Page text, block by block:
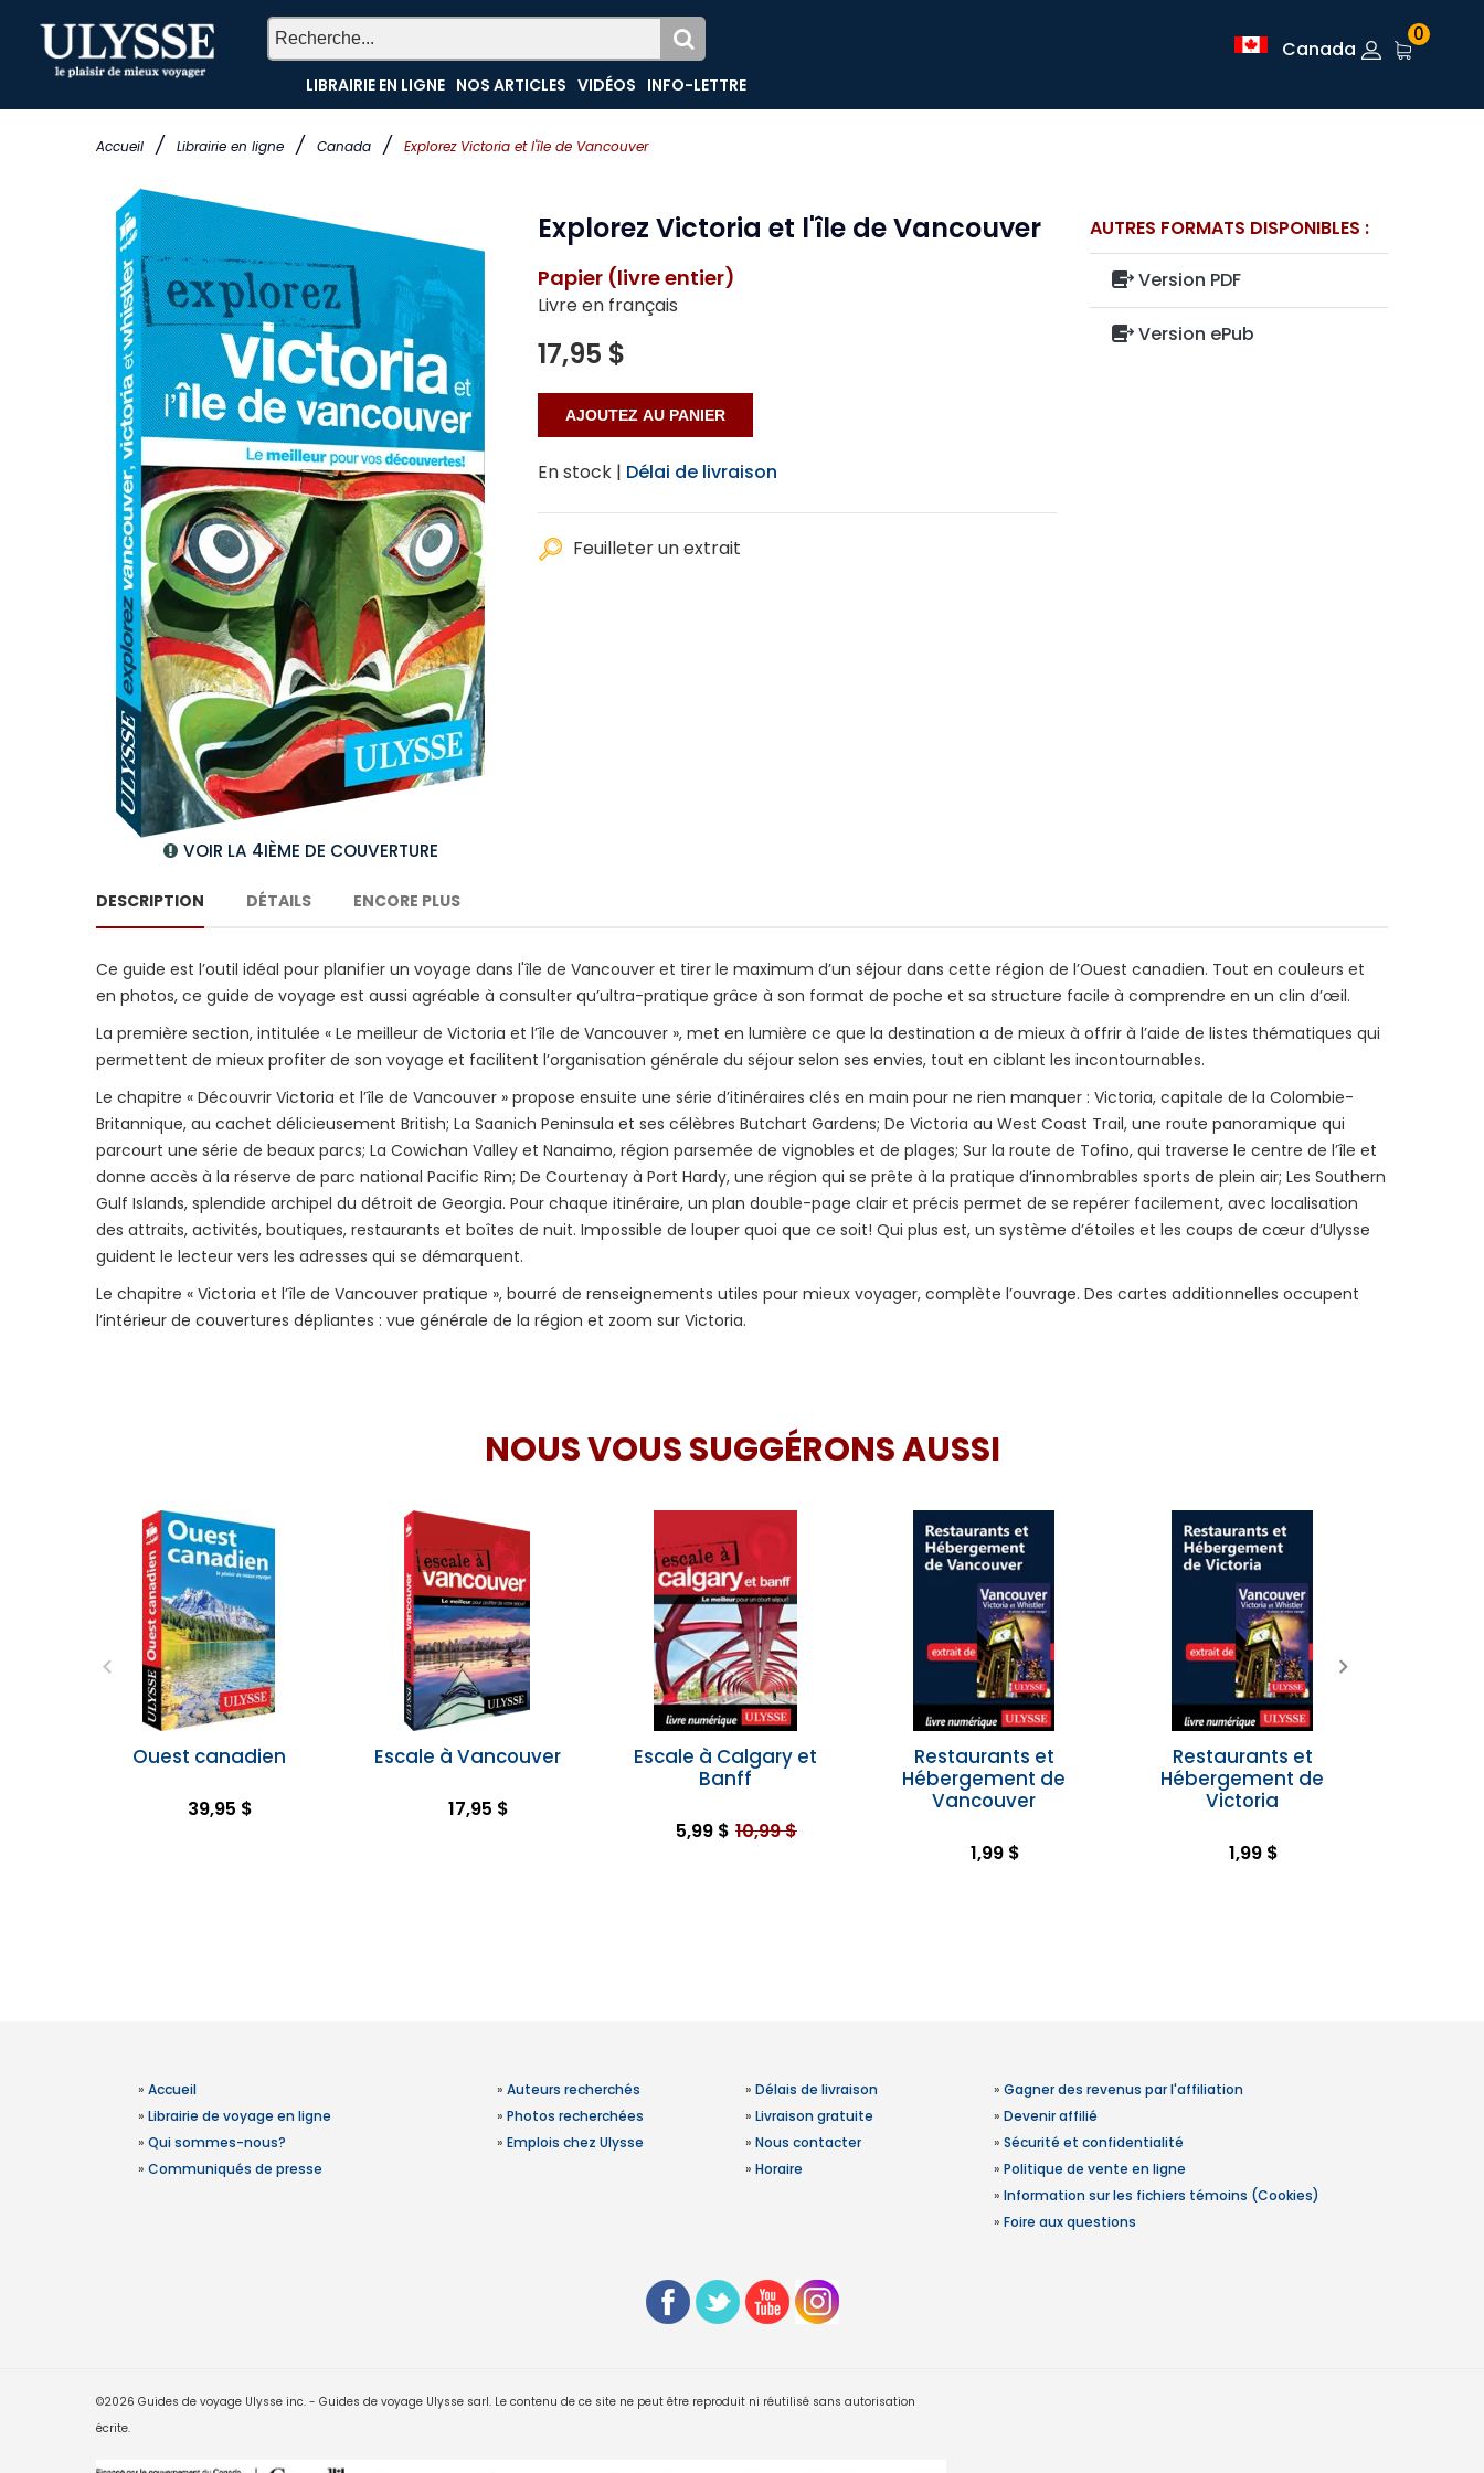
Accueil / Librairie en ligne / Canada / Explorez Victoria et l'île de Vancouver
LIBRAIRIE EN LIGNE NOS ARTICLES VIDÉOS INFO-LETTRE
Canada
0
VOIR LA 4IÈME DE COUVERTURE
Explorez Victoria et l'île de Vancouver
Papier (livre entier)
Livre en français
17,95 $
En stock | Délai de livraison
Feuilleter un extrait
AUTRES FORMATS DISPONIBLES :
Version PDF
Version ePub
DESCRIPTION DÉTAILS ENCORE PLUS
Ce guide est l’outil idéal pour planifier un voyage dans l'île de Vancouver et tirer le maximum d’un séjour dans cette région de l’Ouest canadien. Tout en couleurs et
en photos, ce guide de voyage est aussi agréable à consulter qu’ultra-pratique grâce à son format de poche et sa structure facile à comprendre en un clin d’œil.
La première section, intitulée « Le meilleur de Victoria et l’île de Vancouver », met en lumière ce que la destination a de mieux à offrir à l’aide de listes thématiques qui
permettent de mieux profiter de son voyage et facilitent l’organisation générale du séjour selon ses envies, tout en ciblant les incontournables.
Le chapitre « Découvrir Victoria et l’île de Vancouver » propose ensuite une série d’itinéraires clés en main pour ne rien manquer : Victoria, capitale de la Colombie-
Britannique, au cachet délicieusement British; La Saanich Peninsula et ses célèbres Butchart Gardens; De Victoria au West Coast Trail, une route panoramique qui
parcourt une série de beaux parcs; La Cowichan Valley et Nanaimo, région parsemée de vignobles et de plages; Sur la route de Tofino, qui traverse le centre de l’île et
donne accès à la réserve de parc national Pacific Rim; De Courtenay à Port Hardy, une région qui se prête à la pratique d’innombrables sports de plein air; Les Southern
Gulf Islands, splendide archipel du détroit de Georgia. Pour chaque itinéraire, un plan double-page clair et précis permet de se repérer facilement, avec localisation
des attraits, activités, boutiques, restaurants et boîtes de nuit. Impossible de louper quoi que ce soit! Qui plus est, un système d’étoiles et les coups de cœur d’Ulysse
guident le lecteur vers les adresses qui se démarquent.
Le chapitre « Victoria et l’île de Vancouver pratique », bourré de renseignements utiles pour mieux voyager, complète l’ouvrage. Des cartes additionnelles occupent
l’intérieur de couvertures dépliantes : vue générale de la région et zoom sur Victoria.
NOUS VOUS SUGGÉRONS AUSSI
Ouest canadien
39,95 $
Escale à Vancouver
17,95 $
Escale à Calgary et
Banff
5,99 $ 10,99 $
Restaurants et
Hébergement de
Vancouver
1,99 $
Restaurants et
Hébergement de
Victoria
1,99 $
» Accueil
» Librairie de voyage en ligne
» Qui sommes-nous?
» Communiqués de presse
» Auteurs recherchés
» Photos recherchées
» Emplois chez Ulysse
» Délais de livraison
» Livraison gratuite
» Nous contacter
» Horaire
» Gagner des revenus par l'affiliation
» Devenir affilié
» Sécurité et confidentialité
» Politique de vente en ligne
» Information sur les fichiers témoins (Cookies)
» Foire aux questions
©2026 Guides de voyage Ulysse inc. - Guides de voyage Ulysse sarl. Le contenu de ce site ne peut être reproduit ni réutilisé sans autorisation
écrite.